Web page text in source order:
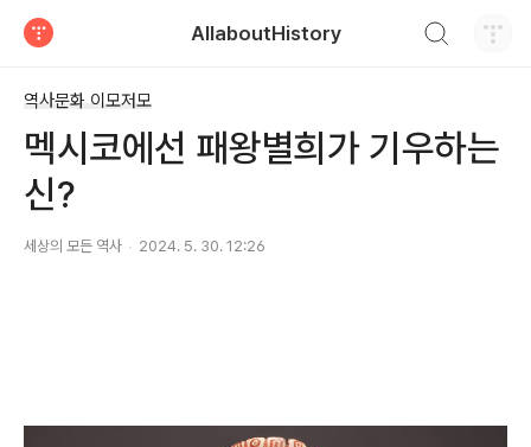
AllaboutHistory
역사문화 이모저모
멕시코에선 패왕별희가 기우하는
신?
세상의 모든 역사 2024. 5. 30. 12:26